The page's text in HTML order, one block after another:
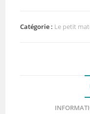
pochettes
Catégorie : Le petit